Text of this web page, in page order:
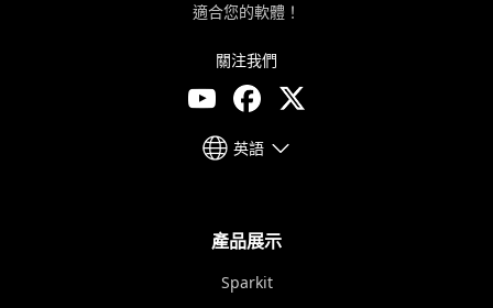
適合您的軟體！
關注我們
英語
產品展示
Sparkit